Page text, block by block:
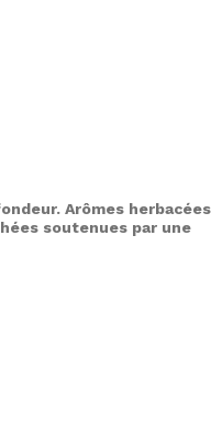
Arômes herbacées
soutenues par une